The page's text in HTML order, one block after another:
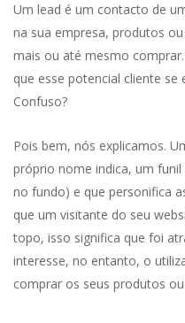
Um lead é um contacto de
na sua empresa, produtos
mais ou até mesmo
que esse potencial cliente
Confuso?
Pois bem, nós explicamos.
próprio nome indica, um
no fundo) e que personifica
que um visitante do seu
topo, isso significa que foi
interesse, no entanto, o
comprar os seus produtos